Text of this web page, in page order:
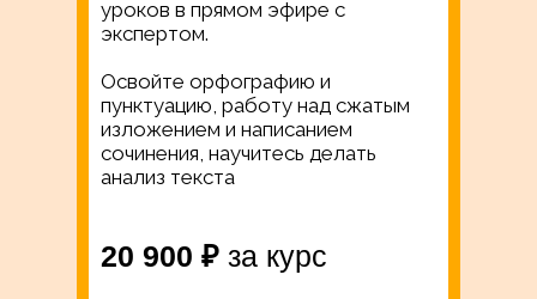
уроков в прямом эфире с
экспертом.
Освойте орфографию и
пунктуацию, работу над сжатым
изложением и написанием
сочинения, научитесь делать
анализ текста
20 900 ₽ за курс